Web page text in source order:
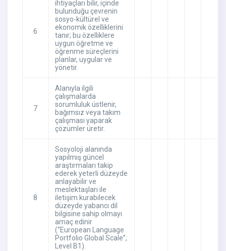
6
ihtiyaçları bilir, içinde
bulunduğu çevrenin
sosyo-kültürel ve
ekonomik özelliklerini
tanır; bu özelliklere
uygun öğretme ve
öğrenme süreçlerini
planlar, uygular ve
yönetir.
7
Alanıyla ilgili
çalışmalarda
sorumluluk üstlenir,
bağımsız veya takım
çalışması yaparak
çözümler üretir.
8
Sosyoloji alanında
yapılmış güncel
araştırmaları takip
ederek yeterli düzeyde
anlayabilir ve
meslektaşları ile
iletişim kurabilecek
düzeyde yabancı dil
bilgisine sahip olmayı
amaç edinir
(“European Language
Portfolio Global Scale”,
Level B1).